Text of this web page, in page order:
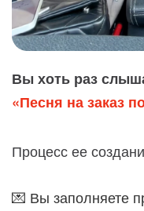
Вы хоть раз
«Песня на заказ
Процесс ее
💌 Вы заполняете